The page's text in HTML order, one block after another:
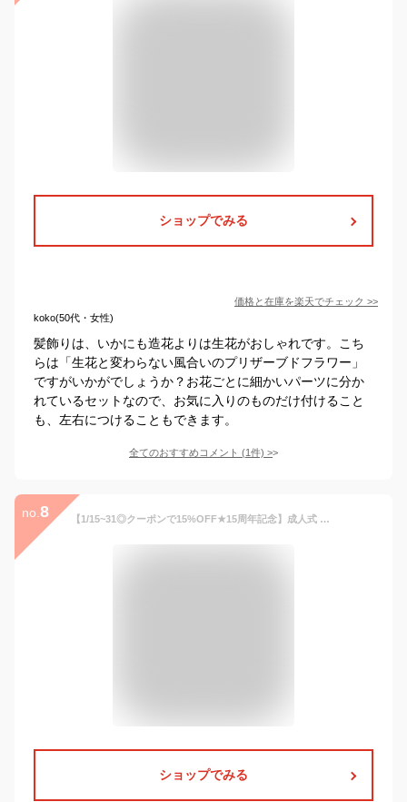
ショップでみる
価格と在庫を楽天でチェック >>
koko(50代・女性)
髪飾りは、いかにも造花よりは生花がおしゃれです。こち
らは「生花と変わらない風合いのプリザーブドフラワー」
ですがいかがでしょうか？お花ごとに細かいパーツに分か
れているセットなので、お気に入りのものだけ付けること
も、左右につけることもできます。
全てのおすすめコメント (1件) >
no. 8 【1/15~31◎クーポンで15%OFF★15周年記念】成人式 髪飾り 12点 セット 振袖 卒業式 袴 ドライフラワー かすみ草 カーネーション 紫陽花 アースカラー 白 ピンク ベージュ 緑 メール便 送料無料
ショップでみる